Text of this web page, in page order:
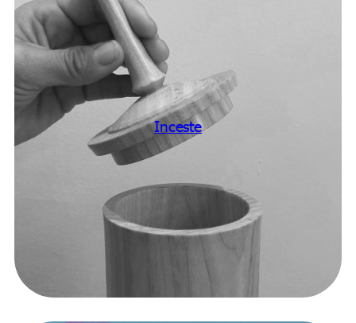
Inceste